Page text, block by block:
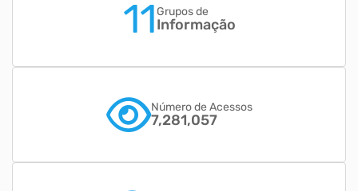
11Grupos de
Informação
Número de Acessos
7,281,057